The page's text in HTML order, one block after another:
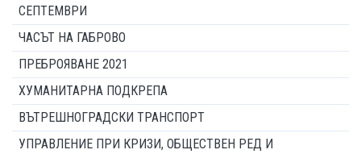
СЕПТЕМВРИ
ЧАСЪТ НА ГАБРОВО
ПРЕБРОЯВАНЕ 2021
ХУМАНИТАРНА ПОДКРЕПА
ВЪТРЕШНОГРАДСКИ ТРАНСПОРТ
УПРАВЛЕНИЕ ПРИ КРИЗИ, ОБЩЕСТВЕН РЕД И